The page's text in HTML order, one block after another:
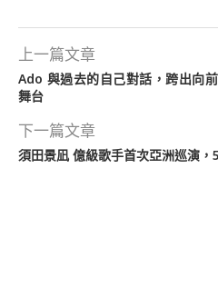
上一篇文章
Ado 與過去的自己對話，跨出向
舞台
下一篇文章
須田景凪 億級歌手首次亞洲巡演，